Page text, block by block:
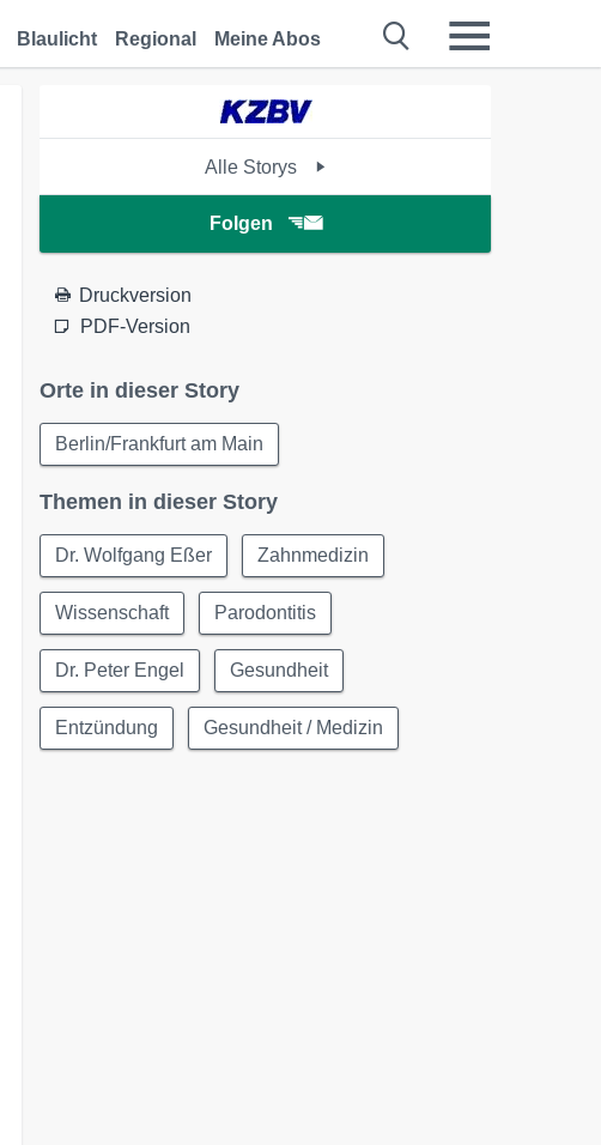
Blaulicht Regional Meine Abos
Alle Storys
Folgen
Druckversion
PDF-Version
Orte in dieser Story
Berlin/Frankfurt am Main
Themen in dieser Story
Dr. Wolfgang Eßer Zahnmedizin
Wissenschaft Parodontitis
Dr. Peter Engel Gesundheit
Entzündung Gesundheit / Medizin